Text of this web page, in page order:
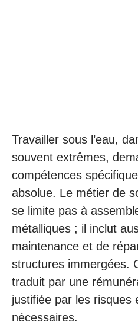
Travailler sous l’eau,
souvent extrêmes,
compétences
absolue. Le métier de
se limite pas à
métalliques ; il inclut
maintenance et de
structures immergées.
traduit par une
justifiée par les risques
nécessaires.